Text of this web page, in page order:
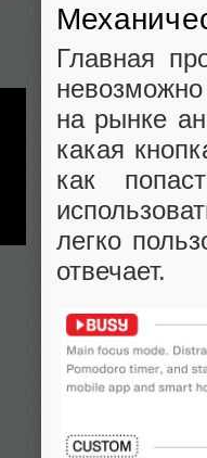
Главная
на рынке
какая
как
легко
отвечает.